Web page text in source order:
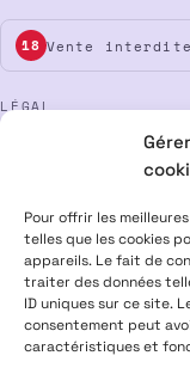
Pour offrir les
telles que les cookies
appareils. Le fait de
traiter des données
ID uniques sur ce site.
consentement peut
caractéristiques et
18 Vente interdite
LÉGAL
CGV
ALPHA X CBD Shop
Visa
Mastercard
PRODUITS